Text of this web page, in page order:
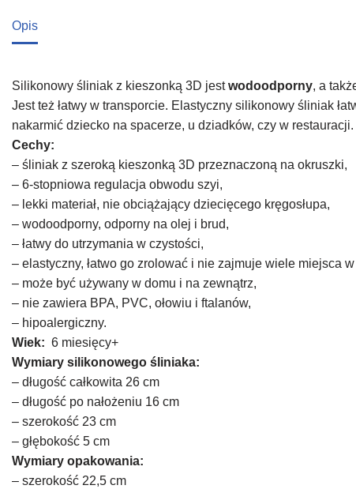
Opis
Silikonowy śliniak z kieszonką 3D jestwodoodporny, a
Jest też łatwy w transporcie. Elastyczny silikonowy śliniak
nakarmić dziecko na spacerze, u dziadków, czy w restauracji.
Cechy:
– śliniak z szeroką kieszonką 3D przeznaczoną na okruszki,
– 6-stopniowa regulacja obwodu szyi,
– lekki materiał, nie obciążający dziecięcego kręgosłupa,
– wodoodporny, odporny na olej i brud,
– łatwy do utrzymania w czystości,
– elastyczny, łatwo go zrolować i nie zajmuje wiele miejsca
– może być używany w domu i na zewnątrz,
– nie zawiera BPA, PVC, ołowiu i ftalanów,
– hipoalergiczny.
Wiek: 6 miesięcy+
Wymiary silikonowego śliniaka:
– długość całkowita 26 cm
– długość po nałożeniu 16 cm
– szerokość 23 cm
– głębokość 5 cm
Wymiary opakowania:
– szerokość 22,5 cm